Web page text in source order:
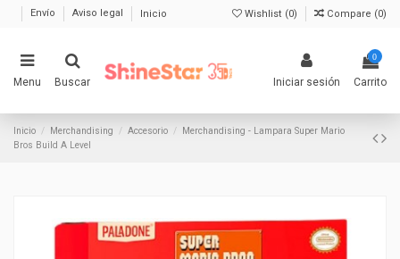
Envío Aviso legal Inicio Wishlist (0) Compare (0)
Menu Buscar Iniciar sesión
0
Carrito
Inicio Merchandising Accesorio
Merchandising - Lampara Super Mario
Bros Build A Level